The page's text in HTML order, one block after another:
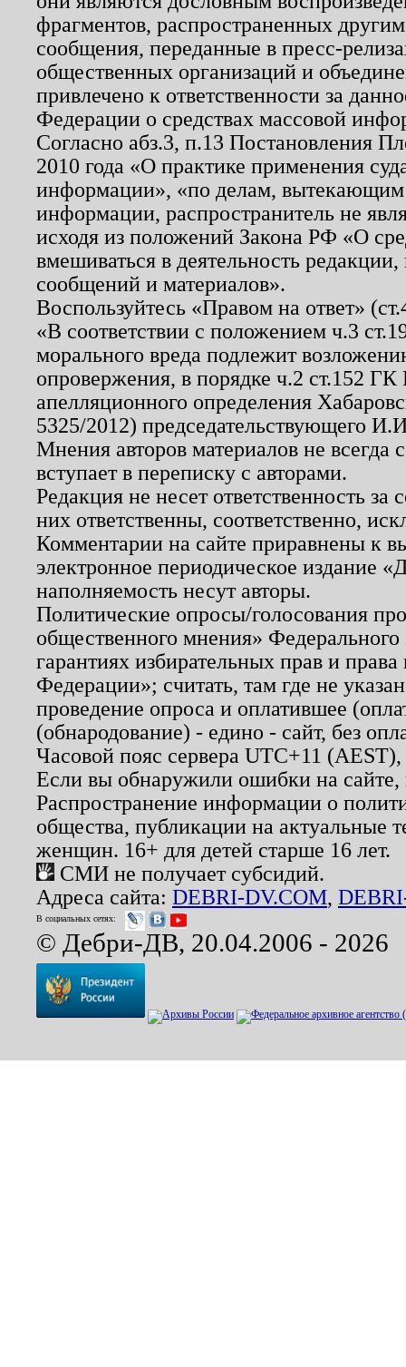
фрагментов, распространенных
сообщения, переданные в пресс-
общественных организаций и
привлечено к ответственности за
Федерации о средствах массовой
Согласно абз.3, п.13 Постановления
2010 года «О практике применения
информации», «по делам, вытекающим
информации, распространитель не
исходя из положений Закона РФ «О
вмешиваться в деятельность
сообщений и материалов».
Воспользуйтесь «Правом на ответ»
«В соответствии с положением ч.3
морального вреда подлежит
опровержения, в порядке ч.2 ст.152
апелляционного определения
5325/2012) председательствующего
Мнения авторов материалов не
вступает в переписку с авторами.
Редакция не несет ответственность
них ответственны, соответственно,
Комментарии на сайте приравнены к
электронное периодическое издание
наполняемость несут авторы.
Политические опросы/голосования
общественного мнения»
гарантиях избирательных прав и
Федерации»; считать, там где не
проведение опроса и оплатившее
(обнародование) - едино - сайт, без
Часовой пояс сервера UTC+11
Если вы обнаружили ошибки на
Распространение информации о
общества, публикации на актуальные
женщин. 16+ для детей старше 16 лет.
СМИ не получает субсидий.
Адреса сайта: DEBRI-DV.COM,
В социальных сетях:
© Дебри-ДВ, 20.04.2006 - 2026